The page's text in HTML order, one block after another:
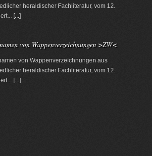
heraldischer Fachliteratur, vom 12.
[...]
von Wappenverzeichnungen >ZW<
von Wappenverzeichnungen aus
heraldischer Fachliteratur, vom 12.
[...]